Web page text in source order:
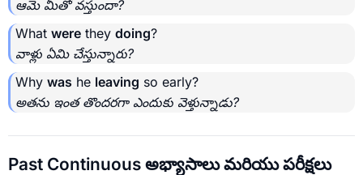
ఆమె మీతో వస్తుందా?
What were they doing?
వాళ్లు ఏమి చేస్తున్నారు?
Why was he leaving so early?
అతను ఇంత తొందరగా ఎందుకు వెళ్తున్నాడు?
Past Continuous అభ్యాసాలు మరియు పరీక్షలు